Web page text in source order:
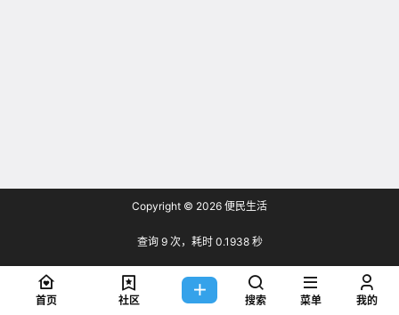
Copyright © 2026 便民生活
查询 9 次，耗时 0.1938 秒
首页 社区 搜索 菜单 我的